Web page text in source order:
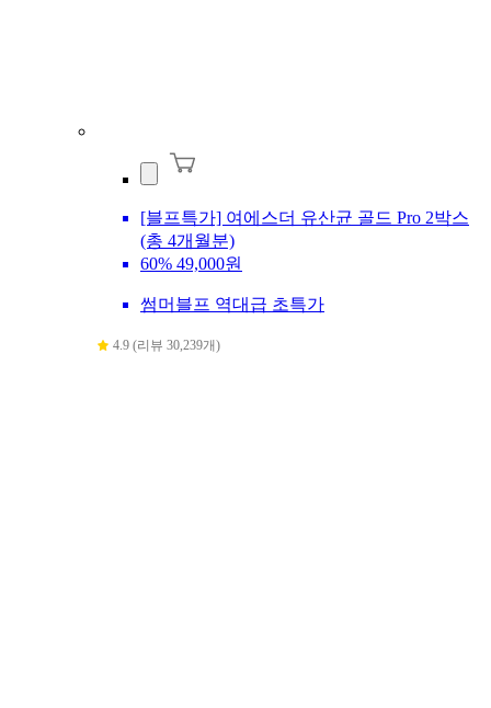
[블프특가] 여에스더 유산균 골드 Pro 2박스
(총 4개월분)
60% 49,000원
썸머블프 역대급 초특가
4.9 (리뷰 30,239개)